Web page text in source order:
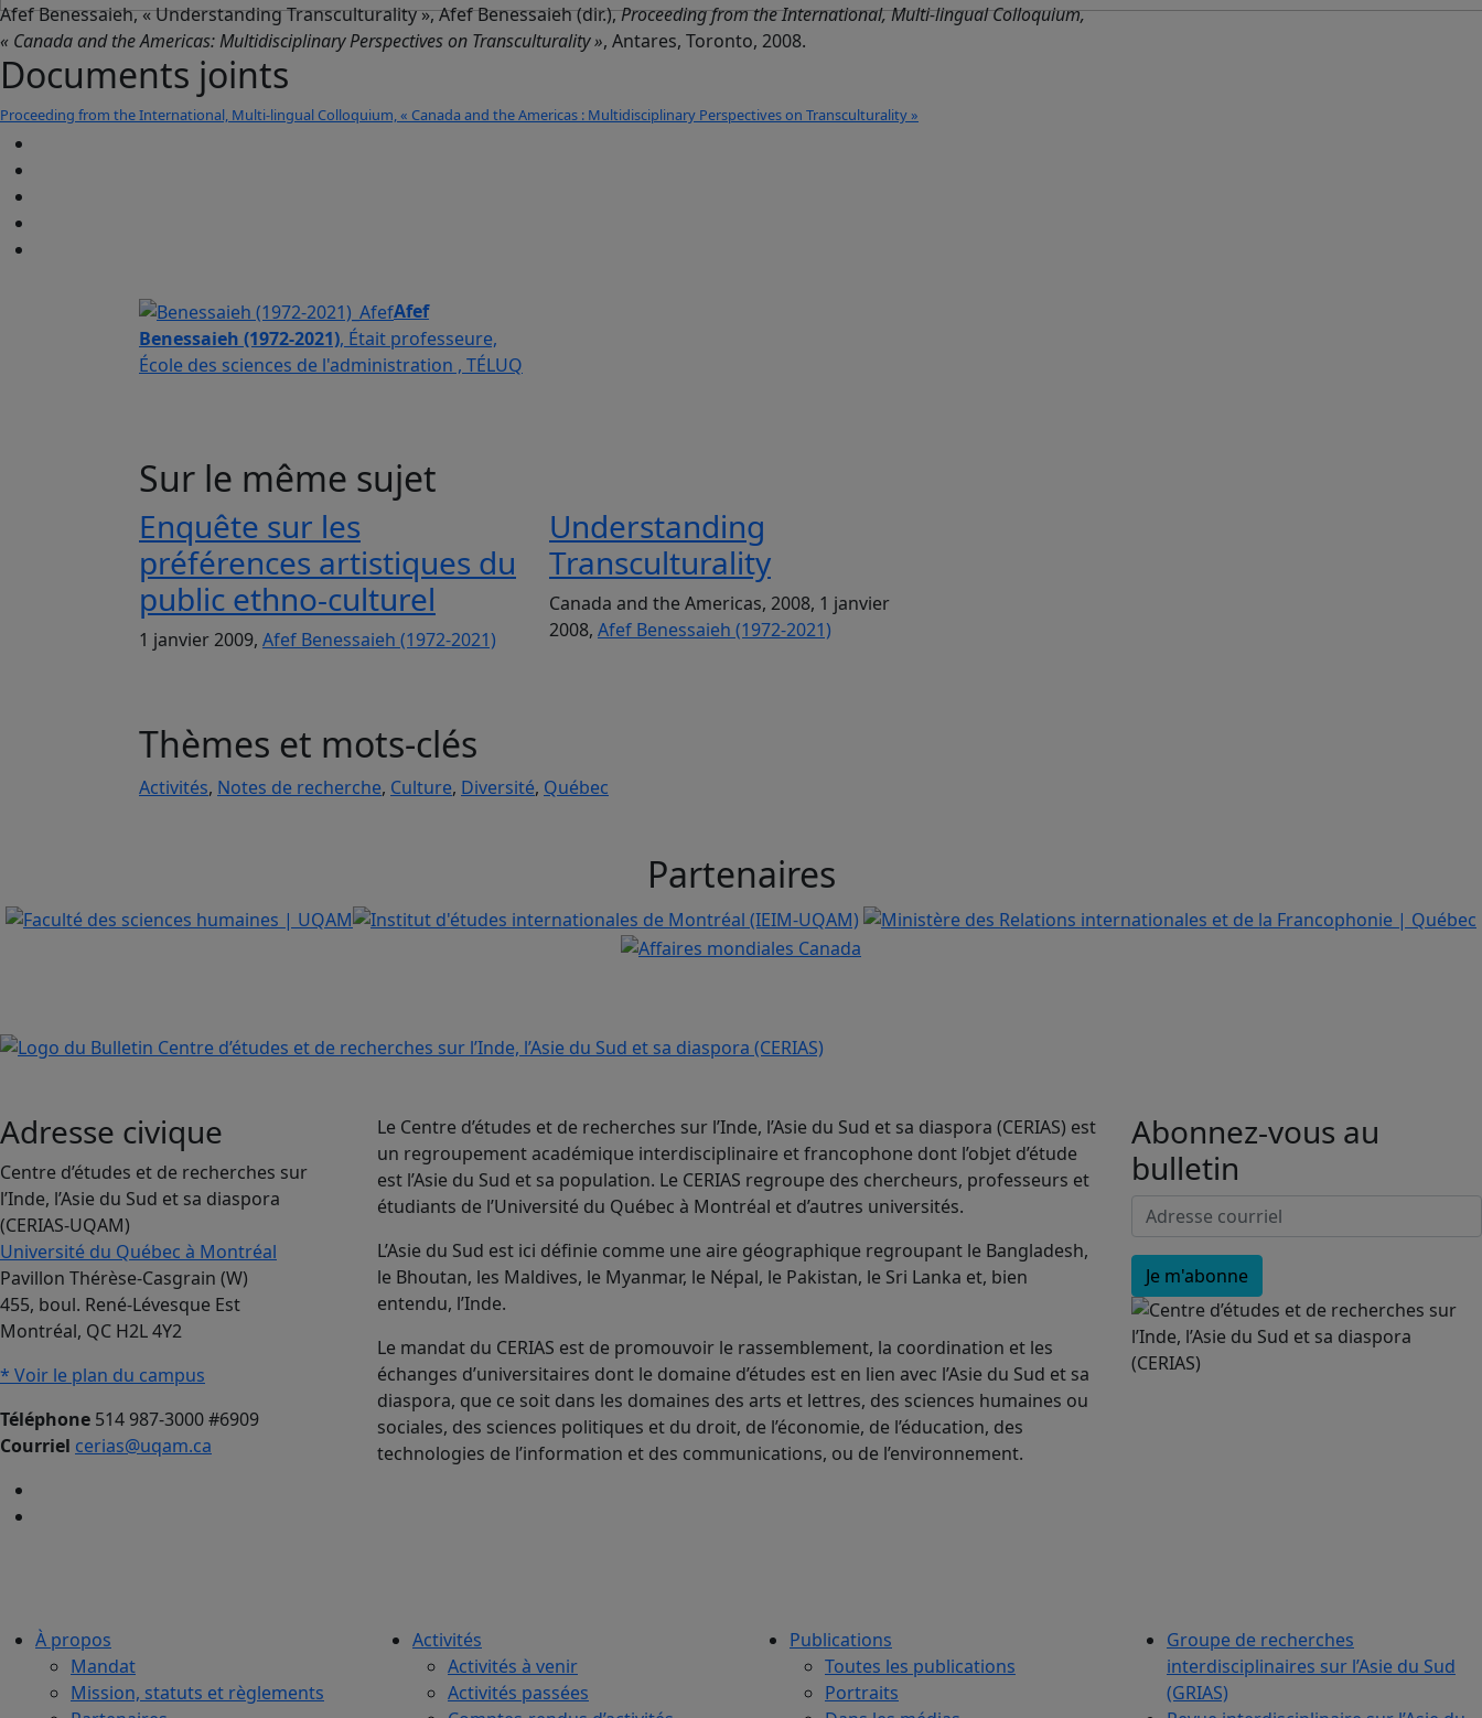
Afef Benessaieh, « Understanding Transculturality », Afef Benessaieh (dir.),Proceeding from the International, Multi-lingual Colloquium,
« Canada and the Americas: Multidisciplinary Perspectives on Transculturality », Antares, Toronto, 2008.
Documents joints
Proceeding from the International, Multi-lingual Colloquium, « Canada and the Americas : Multidisciplinary Perspectives on Transculturality »
Afef
Benessaieh (1972-2021), Était professeure,
École des sciences de l'administration , TÉLUQ
Sur le même sujet
Enquête sur les
préférences artistiques du
public ethno-culturel
1 janvier 2009, Afef Benessaieh (1972-2021)
Understanding
Transculturality
Canada and the Americas, 2008, 1 janvier
2008, Afef Benessaieh (1972-2021)
Thèmes et mots-clés
Activités, Notes de recherche, Culture, Diversité, Québec
Partenaires
Adresse civique
Centre d’études et de recherches sur
l’Inde, l’Asie du Sud et sa diaspora
(CERIAS-UQAM)
Université du Québec à Montréal
Pavillon Thérèse-Casgrain (W)
455, boul. René-Lévesque Est
Montréal, QC H2L 4Y2
* Voir le plan du campus
Téléphone 514 987-3000 #6909
Courriel cerias@uqam.ca
Le Centre d’études et de recherches sur l’Inde, l’Asie du Sud et sa diaspora (CERIAS) est
un regroupement académique interdisciplinaire et francophone dont l’objet d’étude
est l’Asie du Sud et sa population. Le CERIAS regroupe des chercheurs, professeurs et
étudiants de l’Université du Québec à Montréal et d’autres universités.
L’Asie du Sud est ici définie comme une aire géographique regroupant le Bangladesh,
le Bhoutan, les Maldives, le Myanmar, le Népal, le Pakistan, le Sri Lanka et, bien
entendu, l’Inde.
Le mandat du CERIAS est de promouvoir le rassemblement, la coordination et les
échanges d’universitaires dont le domaine d’études est en lien avec l’Asie du Sud et sa
diaspora, que ce soit dans les domaines des arts et lettres, des sciences humaines ou
sociales, des sciences politiques et du droit, de l’économie, de l’éducation, des
technologies de l’information et des communications, ou de l’environnement.
Abonnez-vous au
bulletin
À propos
Mandat
Mission, statuts et règlements
Activités
Activités à venir
Activités passées
Publications
Toutes les publications
Portraits
Groupe de recherches
interdisciplinaires sur l’Asie du Sud
(GRIAS)